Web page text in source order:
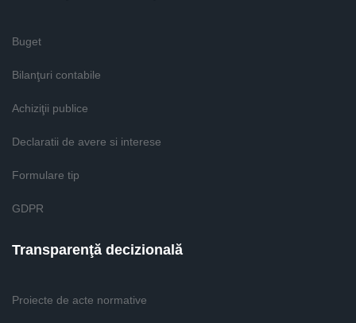
Buget
Bilanţuri contabile
Achiziţii publice
Declaratii de avere si interese
Formulare tip
GDPR
Transparenţă decizională
Proiecte de acte normative